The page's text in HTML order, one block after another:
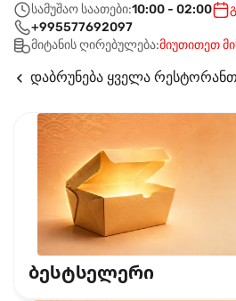
სამუშაო საათები:10:00 - 02:00
+995577692097
მიტანის ღირებულება:მიუთითეთ
დაბრუნება ყველა
ბესტსელერი